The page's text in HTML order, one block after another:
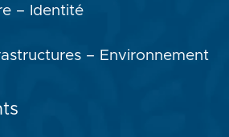
– Identité
– Environnement